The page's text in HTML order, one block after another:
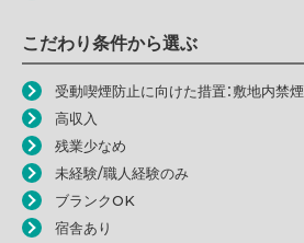
こだわり条件から選ぶ
受動喫煙防止に向けた措置：敷地内禁煙
高収入
残業少なめ
未経験/職人経験のみ
ブランクOK
宿舎あり